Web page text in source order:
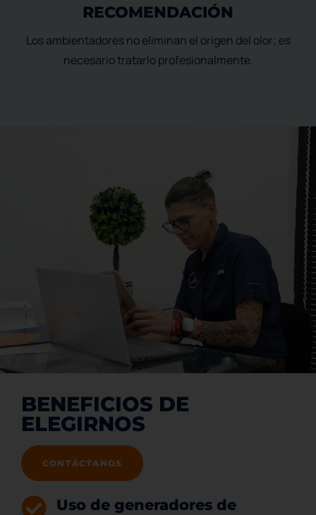
RECOMENDACIÓN
Los ambientadores no eliminan el origen del olor; es
necesario tratarlo profesionalmente.
BENEFICIOS DE
ELEGIRNOS
CONTÁCTANOS
Uso de generadores de